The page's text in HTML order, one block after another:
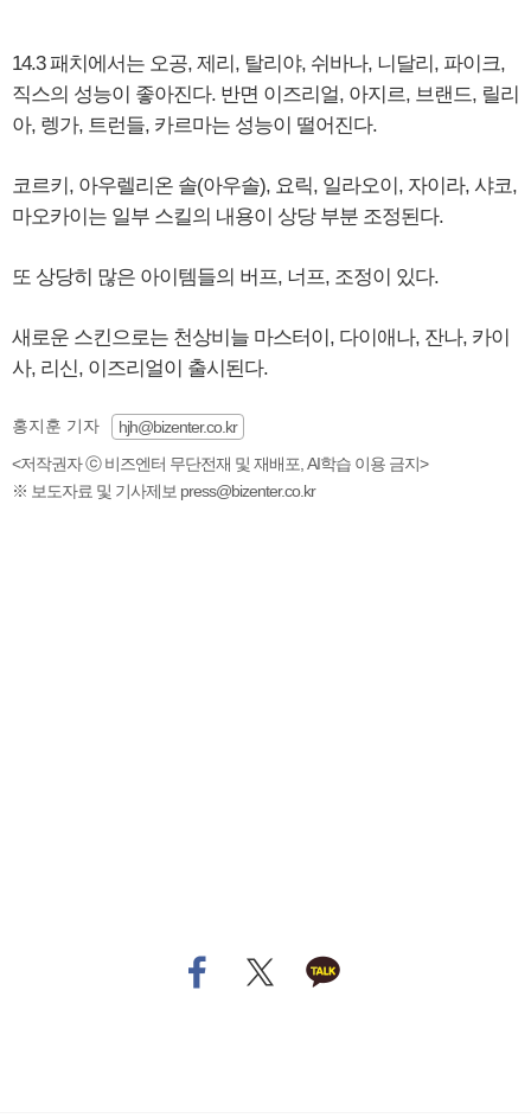
14.3 패치에서는 오공, 제리, 탈리야, 쉬바나, 니달리, 파이크,
직스의 성능이 좋아진다. 반면 이즈리얼, 아지르, 브랜드, 릴리
아, 렝가, 트런들, 카르마는 성능이 떨어진다.
코르키, 아우렐리온 솔(아우솔), 요릭, 일라오이, 자이라, 샤코,
마오카이는 일부 스킬의 내용이 상당 부분 조정된다.
또 상당히 많은 아이템들의 버프, 너프, 조정이 있다.
새로운 스킨으로는 천상비늘 마스터이, 다이애나, 잔나, 카이
사, 리신, 이즈리얼이 출시된다.
홍지훈 기자
hjh@bizenter.co.kr
<저작권자 ⓒ 비즈엔터 무단전재 및 재배포, AI학습 이용 금지>
※ 보도자료 및 기사제보 press@bizenter.co.kr